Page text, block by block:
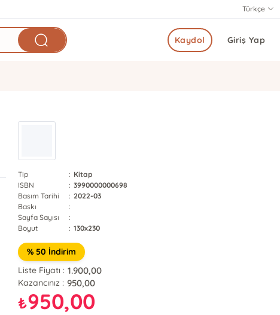
Türkçe
Giriş Yap
Kaydol
Tip : Kitap
ISBN
: 3990000000698
Basım Tarihi
: 2022-03
Baskı
:
Sayfa Sayısı
:
Boyut
: 130x230
% 50 İndirim
Liste Fiyatı : 1.900,00
Kazancınız : 950,00
₺950,00